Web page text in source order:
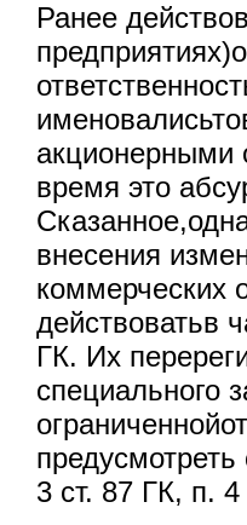
Ранее
акционерными
время это
внесения
коммерческих
действоватьв
ГК. Их
специального
3 ст. 87 ГК, п.